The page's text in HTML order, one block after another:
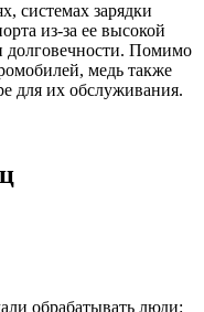
системах зарядки
из-за ее высокой
долговечности. Помимо
медь также
для их обслуживания.
обрабатывать люди: